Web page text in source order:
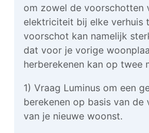
om zowel de voorschotten
elektriciteit bij elke verhuis
voorschot kan namelijk
dat voor je vorige
herberekenen kan op twee
1) Vraag Luminus om een
berekenen op basis van de
van je nieuwe woonst.